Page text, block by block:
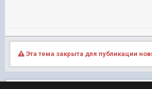
Эта тема закрыта для публикации